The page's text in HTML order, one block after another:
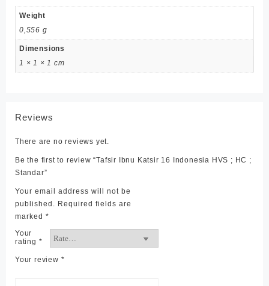
Weight
0,556 g
Dimensions
1 × 1 × 1 cm
Reviews
There are no reviews yet.
Be the first to review “Tafsir Ibnu Katsir 16 Indonesia HVS ; HC ;
Standar”
Your email address will not be
published. Required fields are
marked *
Your
rating *
Your review *